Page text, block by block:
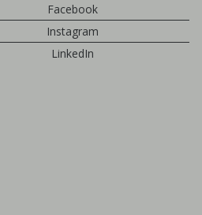
Facebook
Instagram
LinkedIn